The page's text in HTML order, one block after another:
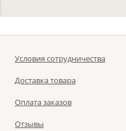
Условия сотрудничества
Доставка товара
Оплата заказов
Отзывы